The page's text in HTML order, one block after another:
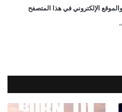
الإلكتروني في هذا المتصفح